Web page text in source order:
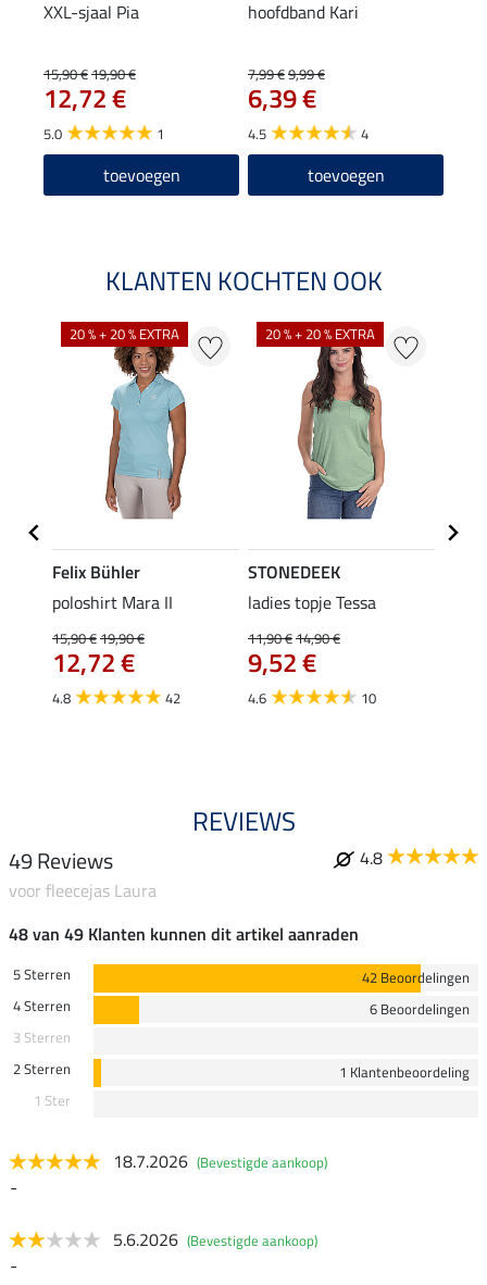
XXL-sjaal Pia
15,90 €19,90 €
12,72 €
5.0 1
toevoegen
hoofdband Kari
7,99 €9,99 €
6,39 €
4.5 4
toevoegen
KLANTEN KOCHTEN OOK
20 % + 20 % EXTRA
Felix Bühler
poloshirt Mara II
15,90 €19,90 €
12,72 €
4.8 42
20 % + 20 % EXTRA
STONEDEEK
ladies topje Tessa
11,90 €14,90 €
9,52 €
4.6 10
REVIEWS
49 Reviews
4.8
voor fleecejas Laura
48 van 49 Klanten kunnen dit artikel aanraden
5 Sterren
42 Beoordelingen
4 Sterren
6 Beoordelingen
3 Sterren
2 Sterren
1 Klantenbeoordeling
1 Ster
18.7.2026 (Bevestigde aankoop)
-
5.6.2026 (Bevestigde aankoop)
-